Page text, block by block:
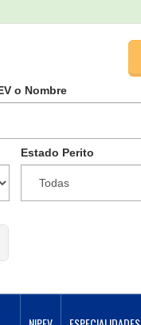
o Nombre
Estado Perito